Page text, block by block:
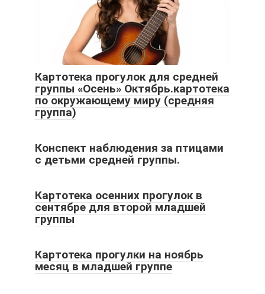
Картотека прогулок для средней
группы «Осень» Октябрь.картотека
по окружающему миру (средняя
группа)
Конспект наблюдения за птицами
с детьми средней группы.
Картотека осенних прогулок в
сентябре для второй младшей
группы
Картотека прогулки на ноябрь
месяц в младшей группе